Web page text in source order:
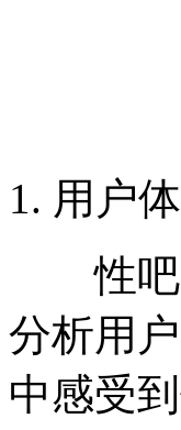
1. 用户
性吧春
分析用
中感受